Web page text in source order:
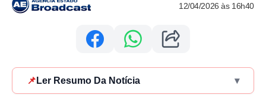
12/04/2026 às 16h40
📌 Ler Resumo Da Notícia ▾